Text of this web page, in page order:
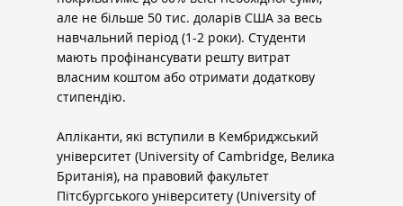
але не більше 50 тис. доларів США за весь
навчальний період (1-2 роки). Студенти
мають профінансувати решту витрат
власним коштом або отримати додаткову
стипендію.
Апліканти, які вступили в Кембриджський
університет (University of Cambridge, Велика
Британія), на правовий факультет
Пітсбургського університету (University of